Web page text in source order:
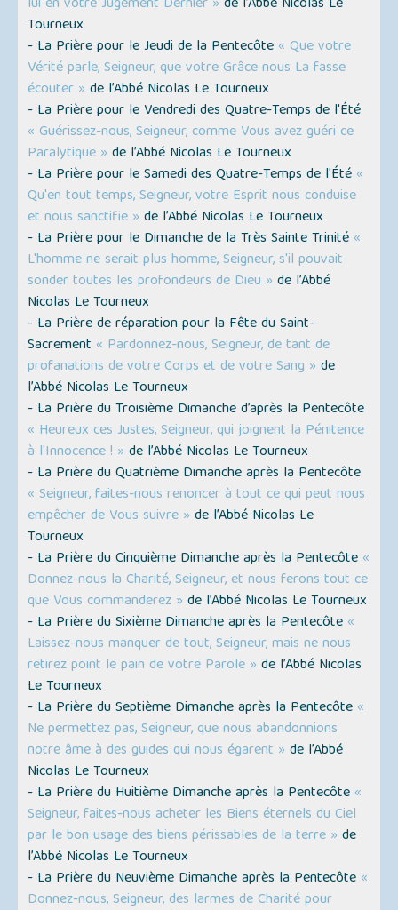
Tourneux
- La Prière pour le Jeudi de la Pentecôte « Que votre
Vérité parle, Seigneur, que votre Grâce nous La fasse
écouter » de l’Abbé Nicolas Le Tourneux
- La Prière pour le Vendredi des Quatre-Temps de l'Été
« Guérissez-nous, Seigneur, comme Vous avez guéri ce
Paralytique » de l’Abbé Nicolas Le Tourneux
- La Prière pour le Samedi des Quatre-Temps de l'Été «
Qu'en tout temps, Seigneur, votre Esprit nous conduise
et nous sanctifie » de l’Abbé Nicolas Le Tourneux
- La Prière pour le Dimanche de la Très Sainte Trinité «
L'homme ne serait plus homme, Seigneur, s'il pouvait
sonder toutes les profondeurs de Dieu » de l’Abbé
Nicolas Le Tourneux
- La Prière de réparation pour la Fête du Saint-
Sacrement « Pardonnez-nous, Seigneur, de tant de
profanations de votre Corps et de votre Sang » de
l’Abbé Nicolas Le Tourneux
- La Prière du Troisième Dimanche d’après la Pentecôte
« Heureux ces Justes, Seigneur, qui joignent la Pénitence
à l'Innocence ! » de l’Abbé Nicolas Le Tourneux
- La Prière du Quatrième Dimanche après la Pentecôte
« Seigneur, faites-nous renoncer à tout ce qui peut nous
empêcher de Vous suivre » de l’Abbé Nicolas Le
Tourneux
- La Prière du Cinquième Dimanche après la Pentecôte «
Donnez-nous la Charité, Seigneur, et nous ferons tout ce
que Vous commanderez » de l’Abbé Nicolas Le Tourneux
- La Prière du Sixième Dimanche après la Pentecôte «
Laissez-nous manquer de tout, Seigneur, mais ne nous
retirez point le pain de votre Parole » de l’Abbé Nicolas
Le Tourneux
- La Prière du Septième Dimanche après la Pentecôte «
Ne permettez pas, Seigneur, que nous abandonnions
notre âme à des guides qui nous égarent » de l’Abbé
Nicolas Le Tourneux
- La Prière du Huitième Dimanche après la Pentecôte «
Seigneur, faites-nous acheter les Biens éternels du Ciel
par le bon usage des biens périssables de la terre » de
l’Abbé Nicolas Le Tourneux
- La Prière du Neuvième Dimanche après la Pentecôte «
Donnez-nous, Seigneur, des larmes de Charité pour